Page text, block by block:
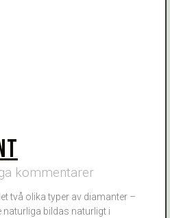
kommentarer
två olika typer av diamanter –
naturliga bildas naturligt i